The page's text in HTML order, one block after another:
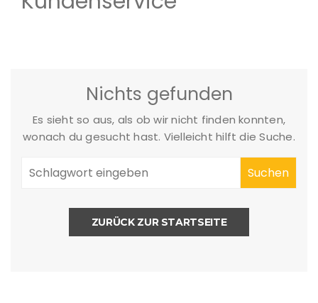
Nichts gefunden
Es sieht so aus, als ob wir nicht finden konnten,
wonach du gesucht hast. Vielleicht hilft die Suche.
ZURÜCK ZUR STARTSEITE